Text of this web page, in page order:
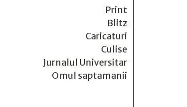
Print
Blitz
Caricaturi
Culise
Jurnalul Universitar
Omul saptamanii